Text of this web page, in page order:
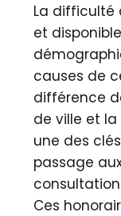
La difficulté
et
causes de
différence
de ville et
une des
passage
Ces